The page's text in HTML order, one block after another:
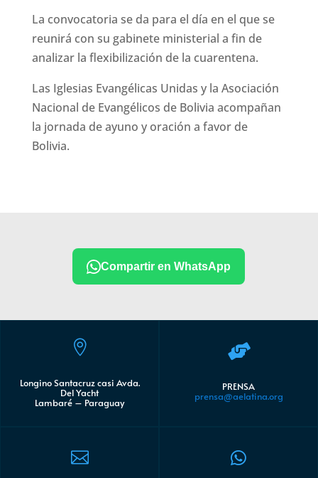
La convocatoria se da para el día en el que se
reunirá con su gabinete ministerial a fin de
analizar la flexibilización de la cuarentena.
Las Iglesias Evangélicas Unidas y la Asociación
Nacional de Evangélicos de Bolivia acompañan
la jornada de ayuno y oración a favor de
Bolivia.
Compartir en WhatsApp

Longino Santacruz casi Avda.
Del Yacht
Lambaré – Paraguay


PRENSA
prensa@aelatina.org
